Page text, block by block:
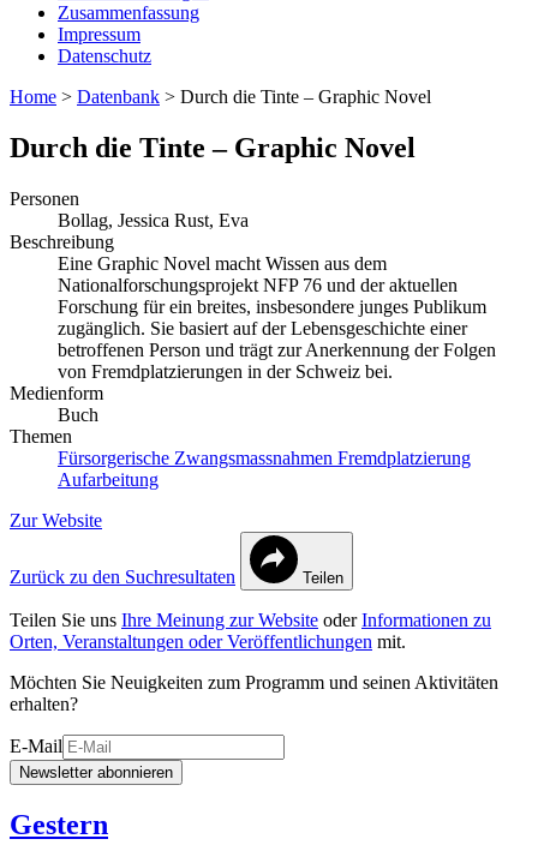
Zusammenfassung
Impressum
Datenschutz
Home > Datenbank > Durch die Tinte – Graphic Novel
Durch die Tinte – Graphic Novel
Personen
Bollag, Jessica Rust, Eva
Beschreibung
Eine Graphic Novel macht Wissen aus dem
Nationalforschungsprojekt NFP 76 und der aktuellen
Forschung für ein breites, insbesondere junges Publikum
zugänglich. Sie basiert auf der Lebensgeschichte einer
betroffenen Person und trägt zur Anerkennung der Folgen
von Fremdplatzierungen in der Schweiz bei.
Medienform
Buch
Themen
Fürsorgerische Zwangsmassnahmen Fremdplatzierung
Aufarbeitung
Zur Website
Zurück zu den Suchresultaten Teilen
Teilen Sie uns Ihre Meinung zur Website oderInformationen zu
Orten, Veranstaltungen oder Veröffentlichungen mit.
Möchten Sie Neuigkeiten zum Programm und seinen Aktivitäten
erhalten?
E-Mail
Newsletter abonnieren
Gestern